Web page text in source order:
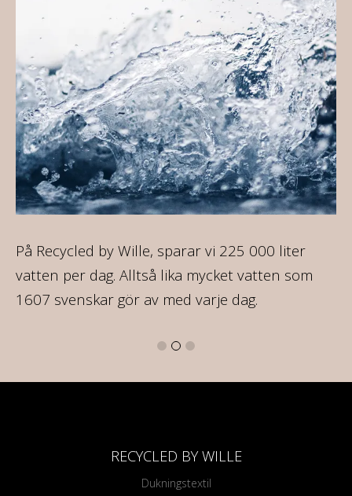
På Recycled by Wille, sparar vi 225 000 liter
vatten per dag. Alltså lika mycket vatten som
1607 svenskar gör av med varje dag.
RECYCLED BY WILLE
Dukningstextil